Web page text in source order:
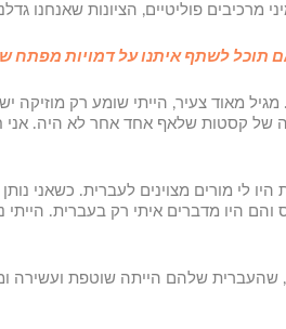
מרכיבים פוליטיים, הציונות שאנחנו
לשתף איתנו על דמויות מפתח
מאוד צעיר, הייתי שומע רק מוזיקה
של קסטות שלאף אחד אחר לא היה.
לי מורים מצוינים לעברית. כשאני
היו מדברים איתי רק בעברית.
שהעברית שלהם הייתה שוטפת ועשירה